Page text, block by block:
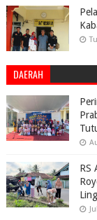
DAERAH
RS